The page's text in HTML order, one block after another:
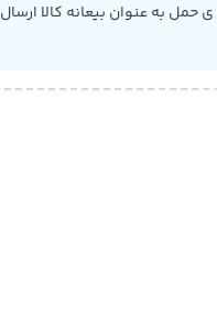
به عنوان بیعانه کالا